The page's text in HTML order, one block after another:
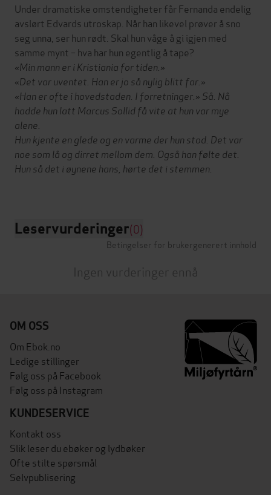
Under dramatiske omstendigheter får Fernanda endelig
avslørt Edvards utroskap. Når han likevel prøver å sno
seg unna, ser hun rødt. Skal hun våge å gi igjen med
samme mynt – hva har hun egentlig å tape?
«Min mann er i Kristiania for tiden.»
«Det var uventet. Han er jo så nylig blitt far.»
«Han er ofte i hovedstaden. I forretninger.» Så. Nå
hadde hun latt Marcus Sollid få vite at hun var mye
alene.
Hun kjente en glede og en varme der hun stod. Det var
noe som lå og dirret mellom dem. Også han følte det.
Hun så det i øynene hans, hørte det i stemmen.
Leservurderinger(0)
Betingelser for brukergenerert innhold
Ingen vurderinger ennå
OM OSS
Om Ebok.no
Ledige stillinger
Følg oss på Facebook
Følg oss på Instagram
KUNDESERVICE
Kontakt oss
Slik leser du ebøker og lydbøker
Ofte stilte spørsmål
Selvpublisering